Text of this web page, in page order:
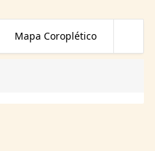
Mapa Coroplético